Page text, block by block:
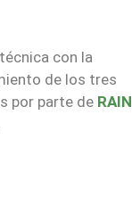
con la
de los tres
por parte de RAIN